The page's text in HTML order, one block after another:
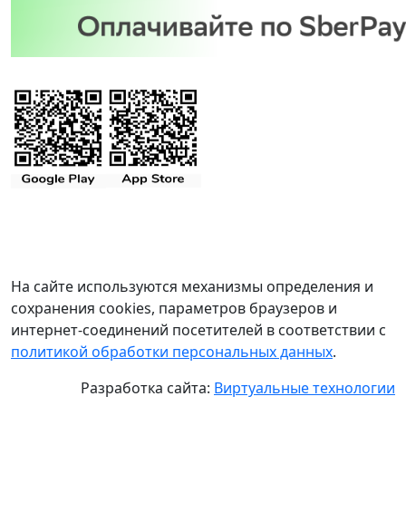
На сайте используются механизмы определения и
сохранения cookies, параметров браузеров и
интернет-соединений посетителей в соответствии с
политикой обработки персональных данных.
Разработка сайта: Виртуальные технологии